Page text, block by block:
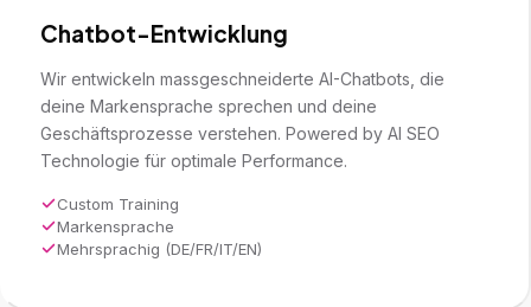
Chatbot-Entwicklung
Wir entwickeln massgeschneiderte AI-Chatbots, die
deine Markensprache sprechen und deine
Geschäftsprozesse verstehen. Powered by AI SEO
Technologie für optimale Performance.
Custom Training
Markensprache
Mehrsprachig (DE/FR/IT/EN)